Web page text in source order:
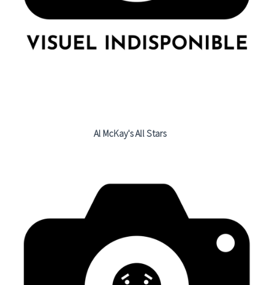
Al McKay's All Stars